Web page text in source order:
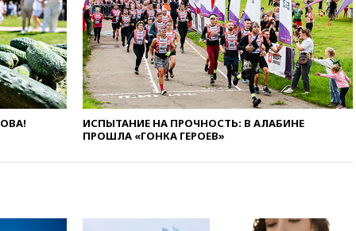
селах
07:30Нигерия стала
крупнейшим поставщиком
авиатоплива в Европу
06:30США и Колумбия
обсуждают координацию
усилий против наркотрафика
05:30ВМС Испании усилили
ИСПЫТАНИЕ НА ПРОЧНОСТЬ: В АЛАБИНЕ
ПРОШЛА «ГОНКА ГЕРОЕВ»